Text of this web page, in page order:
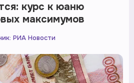
курс к юаню
максимумов
РИА Новости